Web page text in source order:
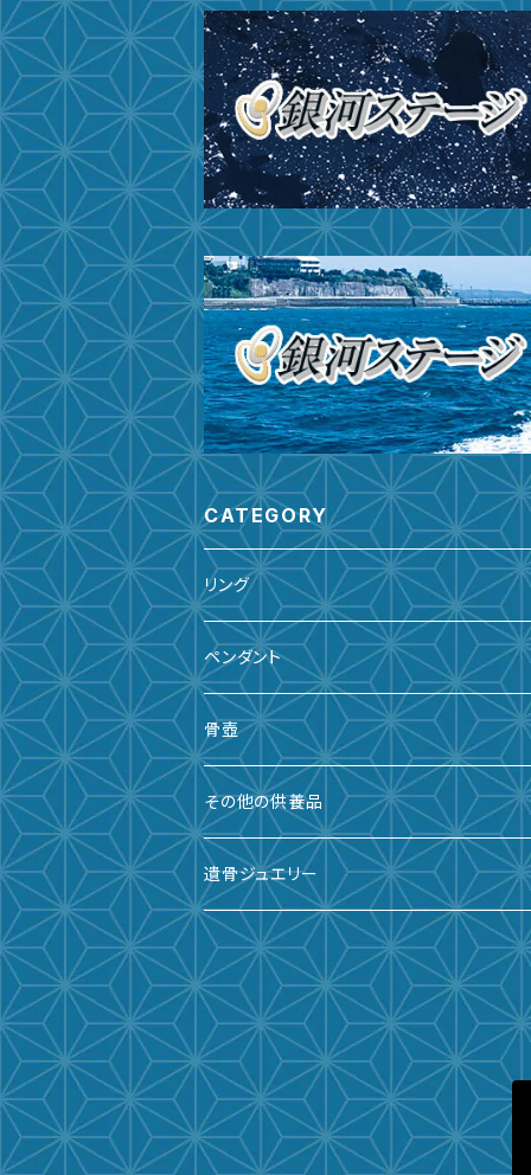
CATEGORY
リング
ペンダント
骨壺
備前焼
九谷焼
有田焼
瀬戸焼
ガラス
その他
その他の供養品
遺骨ジュエリー
遺骨ダイヤ
台座・リング
台座・ネックレス
台座・ピアス